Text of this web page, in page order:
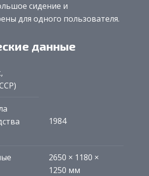
сидение и
для одного пользователя.
данные
1984
2650 × 1180 ×
1250 мм